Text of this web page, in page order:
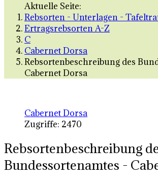
Aktuelle Seite:
Rebsorten - Unterlagen -
Ertragsrebsorten A-Z
C
Cabernet Dorsa
Rebsortenbeschreibung des
Cabernet Dorsa
Cabernet Dorsa
Zugriffe: 2470
Rebsortenbeschreibung
Bundessortenamtes -